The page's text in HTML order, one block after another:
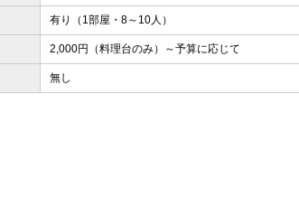
有り（1部屋・8～10人）
2,000円（料理台のみ）～予算に応じて
無し